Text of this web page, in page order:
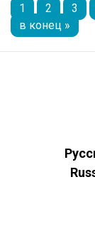
1 2 3
в конец »